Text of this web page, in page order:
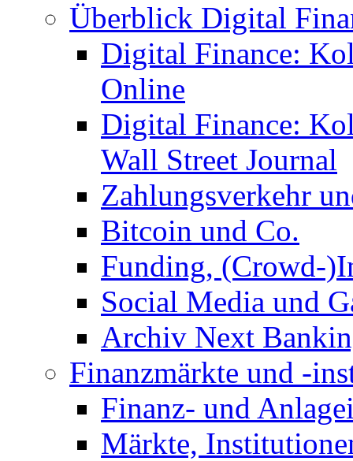
Überblick Digital
Digital Finance:
Online
Digital Finance:
Wall Street Journal
Zahlungsverkehr
Bitcoin und Co.
Funding, (Crowd-
Social Media und
Archiv Next
Finanzmärkte und -
Finanz- und
Märkte,